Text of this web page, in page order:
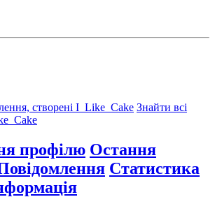
створені I_Like_Cake Знайти всі
профілю Остання
Статистика